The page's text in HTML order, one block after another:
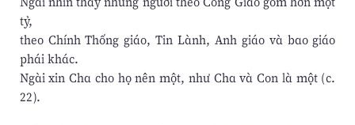
tỷ,
theo Chính Thống giáo, Tin Lành, Anh giáo và bao giáo
phái khác.
Ngài xin Cha cho họ nên một, như Cha và Con là một (c.
22).